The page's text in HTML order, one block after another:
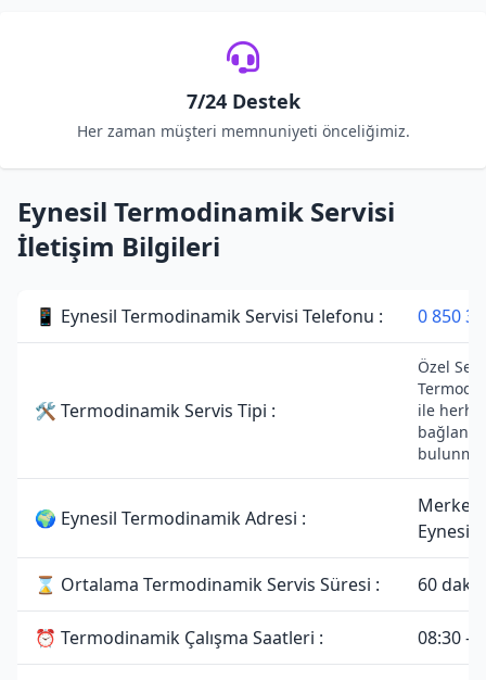
7/24 Destek
Her zaman müşteri memnuniyeti önceliğimiz.
Eynesil Termodinamik Servisi
İletişim Bilgileri
📱 Eynesil Termodinamik Servisi Telefonu : 0 850
🛠 Termodinamik Servis Tipi :
Özel
ile
🌍 Eynesil Termodinamik Adresi :
Merkez,
⌛ Ortalama Termodinamik Servis Süresi : 60
⏰ Termodinamik Çalışma Saatleri : 08:30 -